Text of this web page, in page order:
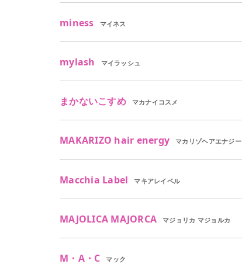
miness マイネス
mylash マイラッシュ
まかないこすめ マカナイコスメ
MAKARIZO hair energy マカリゾヘアエナジー
Macchia Label マキアレイベル
MAJOLICA MAJORCA マジョリカ マジョルカ
M・A・C マック